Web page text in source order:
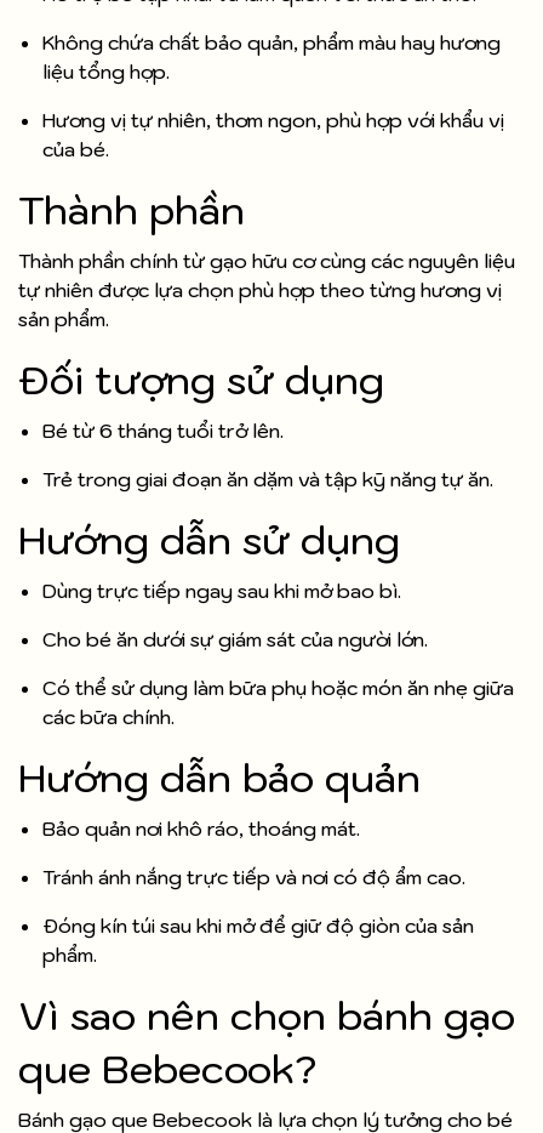
Không chứa chất bảo quản, phẩm màu hay hương
liệu tổng hợp.
Hương vị tự nhiên, thơm ngon, phù hợp với khẩu vị
của bé.
Thành phần
Thành phần chính từ gạo hữu cơ cùng các nguyên liệu
tự nhiên được lựa chọn phù hợp theo từng hương vị
sản phẩm.
Đối tượng sử dụng
Bé từ 6 tháng tuổi trở lên.
Trẻ trong giai đoạn ăn dặm và tập kỹ năng tự ăn.
Hướng dẫn sử dụng
Dùng trực tiếp ngay sau khi mở bao bì.
Cho bé ăn dưới sự giám sát của người lớn.
Có thể sử dụng làm bữa phụ hoặc món ăn nhẹ giữa
các bữa chính.
Hướng dẫn bảo quản
Bảo quản nơi khô ráo, thoáng mát.
Tránh ánh nắng trực tiếp và nơi có độ ẩm cao.
Đóng kín túi sau khi mở để giữ độ giòn của sản
phẩm.
Vì sao nên chọn bánh gạo
que Bebecook?
Bánh gạo que Bebecook là lựa chọn lý tưởng cho bé